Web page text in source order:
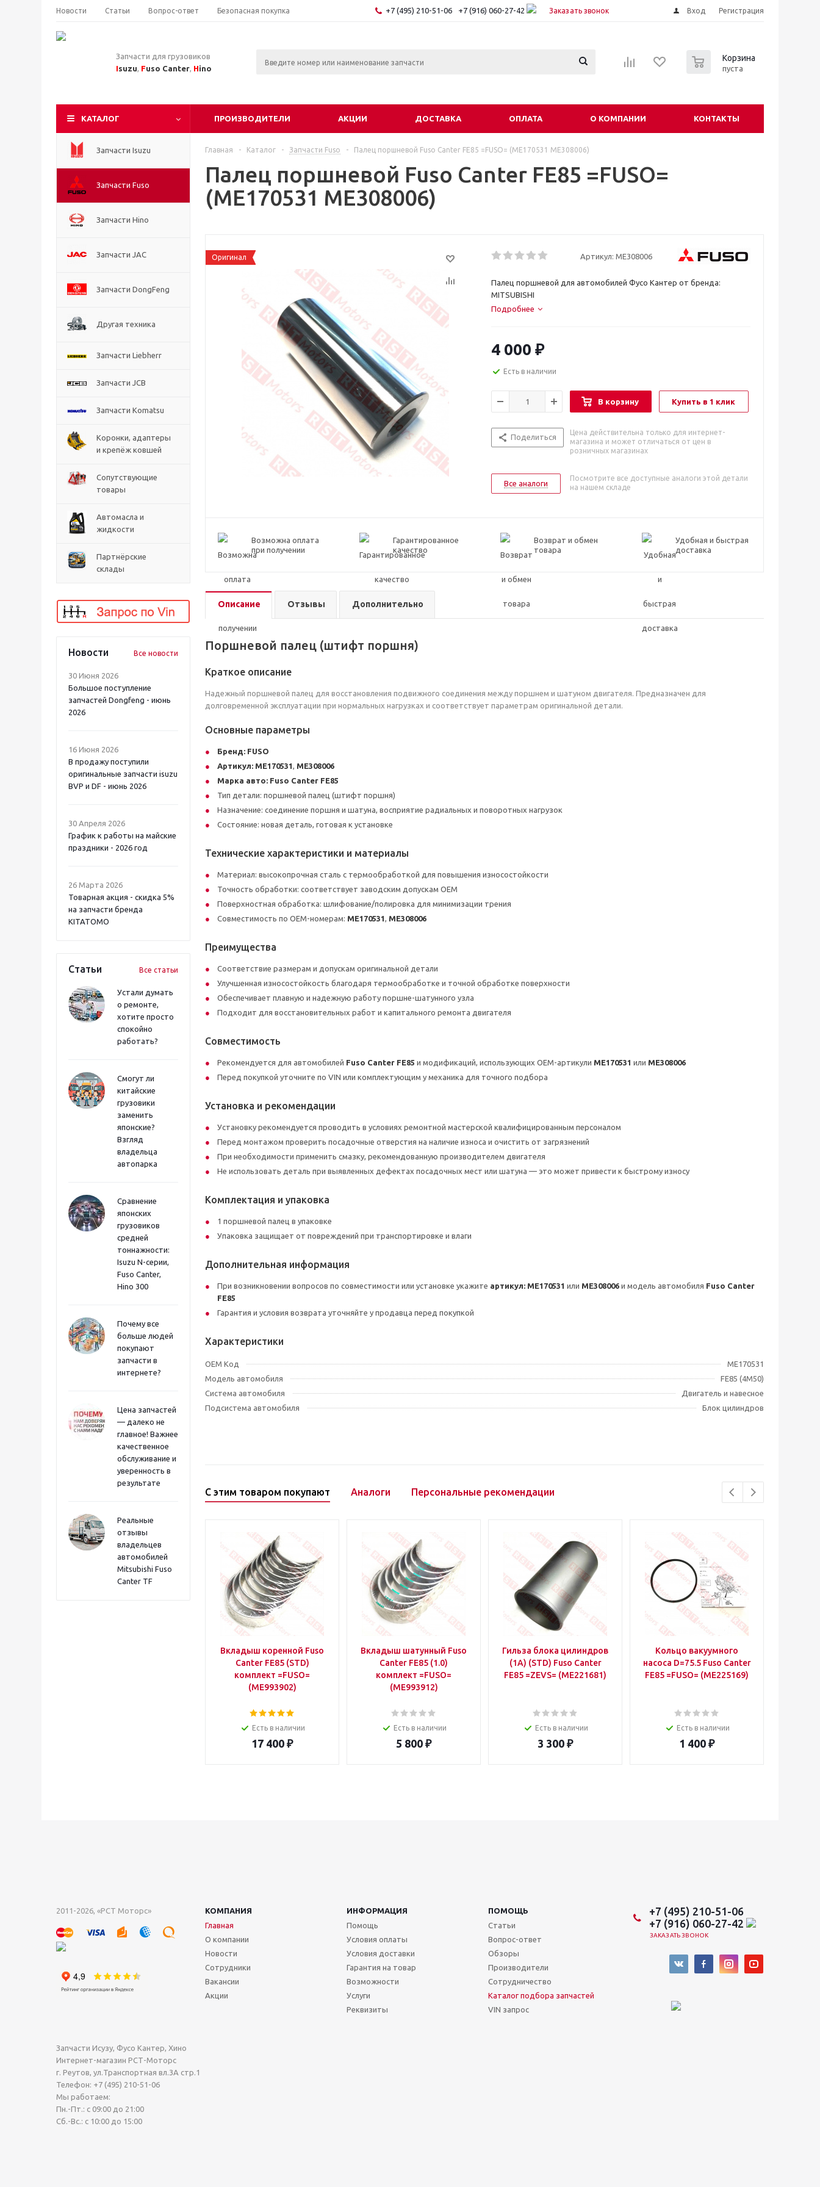
Новости Статьи Вопрос-ответ Безопасная покупка +7 (495) 210-51-06 +7 (916) 060-27-42 Заказать звонок Вход Регистрация
Запчасти для грузовиков
Isuzu, Fuso Canter, Hino
Корзина
пуста
КАТАЛОГ ПРОИЗВОДИТЕЛИ АКЦИИ ДОСТАВКА ОПЛАТА О КОМПАНИИ КОНТАКТЫ
Запчасти Isuzu
Запчасти Fuso
Запчасти Hino
Запчасти JAC
Запчасти DongFeng
Другая техника
Запчасти Liebherr
Запчасти JCB
Запчасти Komatsu
Коронки, адаптеры
и крепёж ковшей
Сопутствующие
товары
Автомасла и
жидкости
Партнёрские
склады
Новости Все новости
30 Июня 2026
Большое поступление
запчастей Dongfeng - июнь
2026
16 Июня 2026
В продажу поступили
оригинальные запчасти isuzu
BVP и DF - июнь 2026
30 Апреля 2026
График к работы на майские
праздники - 2026 год
26 Марта 2026
Товарная акция - скидка 5%
на запчасти бренда
KITATOMO
Статьи Все статьи
Устали думать
о ремонте,
хотите просто
спокойно
работать?
Смогут ли
китайские
грузовики
заменить
японские?
Взгляд
владельца
автопарка
Сравнение
японских
грузовиков
средней
тоннажности:
Isuzu N-серии,
Fuso Canter,
Hino 300
Почему все
больше людей
покупают
запчасти в
интернете?
Цена запчастей
— далеко не
главное! Важнее
качественное
обслуживание и
уверенность в
результате
Реальные
отзывы
владельцев
автомобилей
Mitsubishi Fuso
Canter TF
Главная - Каталог - Запчасти Fuso - Палец поршневой Fuso Canter FE85 =FUSO= (ME170531 ME308006)
Палец поршневой Fuso Canter FE85 =FUSO=
(ME170531 ME308006)
Оригинал Артикул: ME308006
Палец поршневой для автомобилей Фусо Кантер от бренда:
MITSUBISHI
Подробнее
4 000 ₽
Есть в наличии
В корзину Купить в 1 клик
Поделиться
Цена действительна только для интернет-
магазина и может отличаться от цен в
розничных магазинах
Все аналоги
Посмотрите все доступные аналоги этой детали
на нашем складе
Возможна оплата
при получении
Гарантированное
качество
Возврат и обмен
товара
Удобная и быстрая
доставка
Описание Отзывы Дополнительно
Поршневой палец (штифт поршня)
Краткое описание
Надежный поршневой палец для восстановления подвижного соединения между поршнем и шатуном двигателя. Предназначен для
долговременной эксплуатации при нормальных нагрузках и соответствует параметрам оригинальной детали.
Основные параметры
Бренд: FUSO
Артикул: ME170531, ME308006
Марка авто: Fuso Canter FE85
Тип детали: поршневой палец (штифт поршня)
Назначение: соединение поршня и шатуна, восприятие радиальных и поворотных нагрузок
Состояние: новая деталь, готовая к установке
Технические характеристики и материалы
Материал: высокопрочная сталь с термообработкой для повышения износостойкости
Точность обработки: соответствует заводским допускам OEM
Поверхностная обработка: шлифование/полировка для минимизации трения
Совместимость по OEM-номерам: ME170531, ME308006
Преимущества
Соответствие размерам и допускам оригинальной детали
Улучшенная износостойкость благодаря термообработке и точной обработке поверхности
Обеспечивает плавную и надежную работу поршне-шатунного узла
Подходит для восстановительных работ и капитального ремонта двигателя
Совместимость
Рекомендуется для автомобилей Fuso Canter FE85 и модификаций, использующих OEM-артикули ME170531 или ME308006
Перед покупкой уточните по VIN или комплектующим у механика для точного подбора
Установка и рекомендации
Установку рекомендуется проводить в условиях ремонтной мастерской квалифицированным персоналом
Перед монтажом проверить посадочные отверстия на наличие износа и очистить от загрязнений
При необходимости применить смазку, рекомендованную производителем двигателя
Не использовать деталь при выявленных дефектах посадочных мест или шатуна — это может привести к быстрому износу
Комплектация и упаковка
1 поршневой палец в упаковке
Упаковка защищает от повреждений при транспортировке и влаги
Дополнительная информация
При возникновении вопросов по совместимости или установке укажите артикул: ME170531 или ME308006 и модель автомобиля Fuso Canter
FE85
Гарантия и условия возврата уточняйте у продавца перед покупкой
Характеристики
OEM Код
ME170531
Модель автомобиля
FE85 (4M50)
Система автомобиля
Двигатель и навесное
Подсистема автомобиля
Блок цилиндров
С этим товаром покупают Аналоги Персональные рекомендации
Вкладыш коренной Fuso
Canter FE85 (STD)
комплект =FUSO=
(ME993902)
Есть в наличии
17 400 ₽
Вкладыш шатунный Fuso
Canter FE85 (1.0)
комплект =FUSO=
(ME993912)
Есть в наличии
5 800 ₽
Гильза блока цилиндров
(1А) (STD) Fuso Canter
FE85 =ZEVS= (ME221681)
Есть в наличии
3 300 ₽
Кольцо вакуумного
насоса D=75.5 Fuso Canter
FE85 =FUSO= (ME225169)
Есть в наличии
1 400 ₽
2011-2026, «РСТ Моторс» КОМПАНИЯ ИНФОРМАЦИЯ
ПОМОЩЬ
Главная
О компании
Новости
Сотрудники
Вакансии
Акции
Помощь
Условия оплаты
Условия доставки
Гарантия на товар
Возможности
Услуги
Реквизиты
Статьи
Вопрос-ответ
Обзоры
Производители
Сотрудничество
Каталог подбора запчастей
VIN запрос
+7 (495) 210-51-06
+7 (916) 060-27-42
ЗАКАЗАТЬ ЗВОНОК
Запчасти Исузу, Фусо Кантер, Хино
Интернет-магазин РСТ-Моторс
г. Реутов, ул.Транспортная вл.3А стр.1
Телефон: +7 (495) 210-51-06
Мы работаем:
Пн.-Пт.: с 09:00 до 21:00
Сб.-Вс.: с 10:00 до 15:00